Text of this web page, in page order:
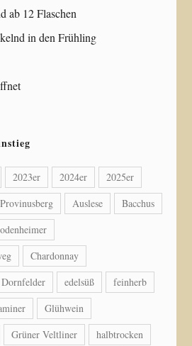
ab 12 Flaschen
in den Frühling
2023er 2024er
2025er
Auslese
Bacchus
Chardonnay
Dornfelder edelsüß
feinherb
Glühwein
Grüner Veltliner
halbtrocken